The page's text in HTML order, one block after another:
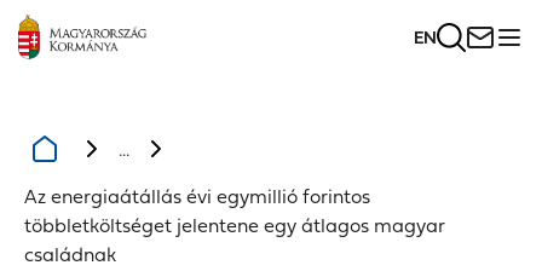
EN
...
Az energiaátállás évi egymillió forintos
többletköltséget jelentene egy átlagos magyar
családnak